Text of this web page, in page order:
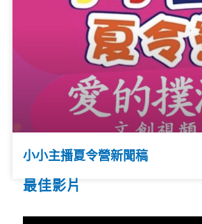
小小主播夏令營新聞稿
最佳影片